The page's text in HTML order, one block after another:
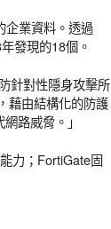
企業資料。透過
發現的18個。
針對性隱身攻擊所
藉由結構化的防護
路威脅。」
力；FortiGate固